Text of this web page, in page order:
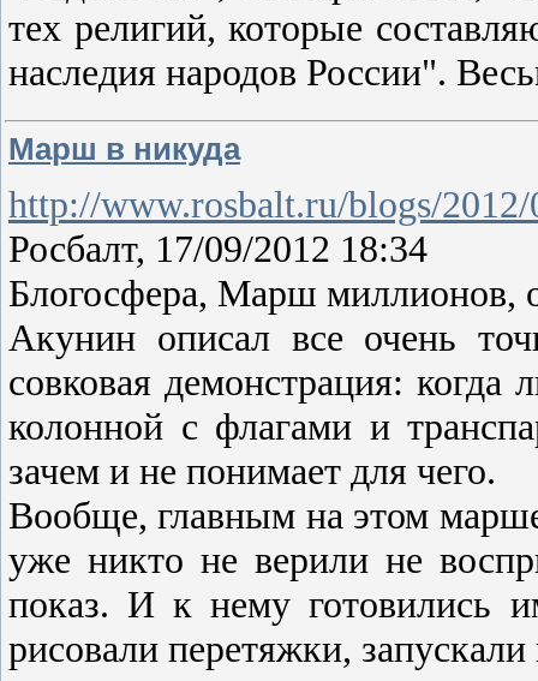
тех религий, которые
наследия народов России".
Марш в никуда
http://www.rosbalt.ru/blogs/
Росбалт, 17/09/2012 18:34
Блогосфера, Марш миллионов,
Акунин описал все очень
совковая демонстрация:
колонной с флагами и
зачем и не понимает для чего.
Вообще, главным на этом
уже никто не верили не
показ. И к нему готовились
рисовали перетяжки,